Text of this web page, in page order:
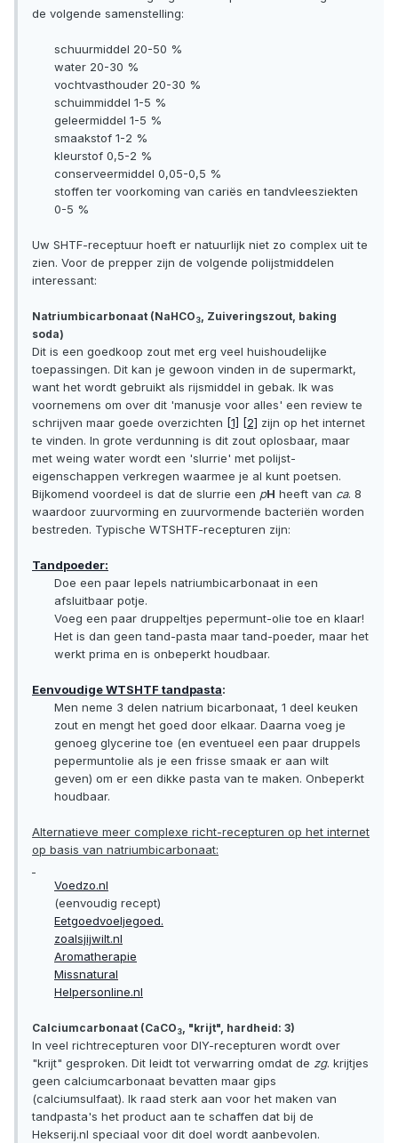
de volgende samenstelling:
schuurmiddel 20-50 %
water 20-30 %
vochtvasthouder 20-30 %
schuimmiddel 1-5 %
geleermiddel 1-5 %
smaakstof 1-2 %
kleurstof 0,5-2 %
conserveermiddel 0,05-0,5 %
stoffen ter voorkoming van cariës en tandvleesziekten
0-5 %
Uw SHTF-receptuur hoeft er natuurlijk niet zo complex uit te
zien. Voor de prepper zijn de volgende polijstmiddelen
interessant:
Natriumbicarbonaat (NaHCO3, Zuiveringszout, baking
soda)
Dit is een goedkoop zout met erg veel huishoudelijke
toepassingen. Dit kan je gewoon vinden in de supermarkt,
want het wordt gebruikt als rijsmiddel in gebak. Ik was
voornemens om over dit 'manusje voor alles' een review te
schrijven maar goede overzichten [1] [2] zijn op het internet
te vinden. In grote verdunning is dit zout oplosbaar, maar
met weing water wordt een 'slurrie' met polijst-
eigenschappen verkregen waarmee je al kunt poetsen.
Bijkomend voordeel is dat de slurrie een pH heeft van ca. 8
waardoor zuurvorming en zuurvormende bacteriën worden
bestreden. Typische WTSHTF-recepturen zijn:
Tandpoeder:
Doe een paar lepels natriumbicarbonaat in een
afsluitbaar potje.
Voeg een paar druppeltjes pepermunt-olie toe en klaar!
Het is dan geen tand-pasta maar tand-poeder, maar het
werkt prima en is onbeperkt houdbaar.
Eenvoudige WTSHTF tandpasta:
Men neme 3 delen natrium bicarbonaat, 1 deel keuken
zout en mengt het goed door elkaar. Daarna voeg je
genoeg glycerine toe (en eventueel een paar druppels
pepermuntolie als je een frisse smaak er aan wilt
geven) om er een dikke pasta van te maken. Onbeperkt
houdbaar.
Alternatieve meer complexe richt-recepturen op het internet
op basis van natriumbicarbonaat:
Voedzo.nl
(eenvoudig recept)
Eetgoedvoeljegoed.
zoalsjijwilt.nl
Aromatherapie
Missnatural
Helpersonline.nl
Calciumcarbonaat (CaCO3, "krijt", hardheid: 3)
In veel richtrecepturen voor DIY-recepturen wordt over
"krijt" gesproken. Dit leidt tot verwarring omdat de zg. krijtjes
geen calciumcarbonaat bevatten maar gips
(calciumsulfaat). Ik raad sterk aan voor het maken van
tandpasta's het product aan te schaffen dat bij de
Hekserij.nl speciaal voor dit doel wordt aanbevolen.